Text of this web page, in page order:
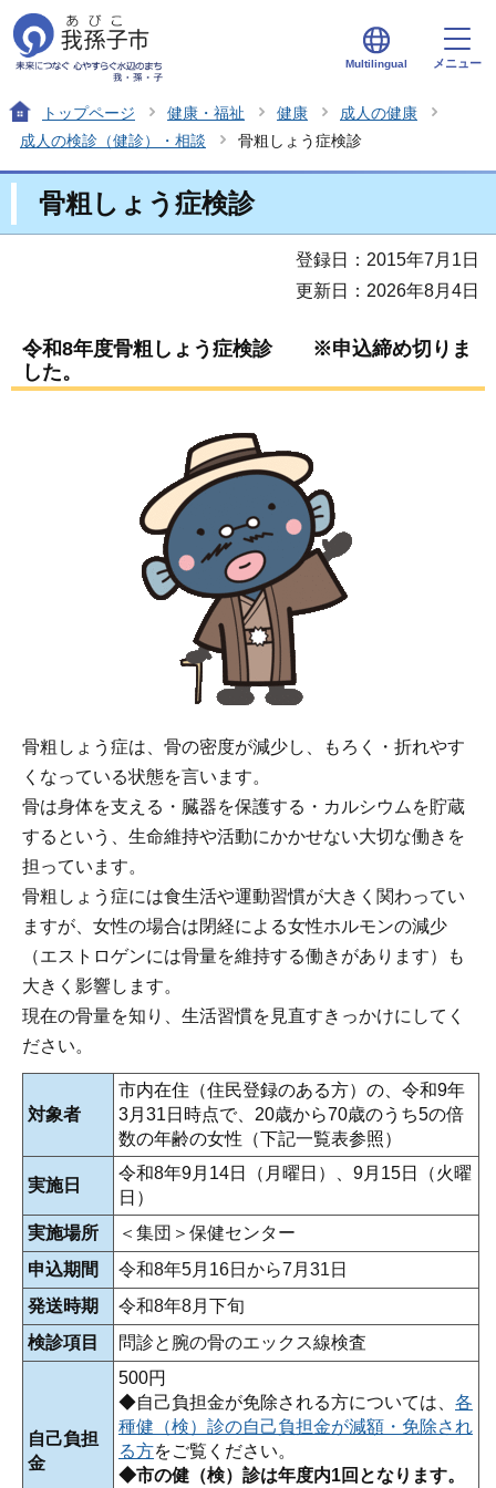
Multilingual メニュー
トップページ 健康・福祉 健康
成人の健康
成人の検診（健診）・相談
骨粗しょう症検診
骨粗しょう症検診
登録日：2015年7月1日
更新日：2026年8月4日
令和8年度骨粗しょう症検診 ※申込締め切りま
した。
骨粗しょう症は、骨の密度が減少し、もろく・折れやす
くなっている状態を言います。
骨は身体を支える・臓器を保護する・カルシウムを貯蔵
するという、生命維持や活動にかかせない大切な働きを
担っています。
骨粗しょう症には食生活や運動習慣が大きく関わってい
ますが、女性の場合は閉経による女性ホルモンの減少
（エストロゲンには骨量を維持する働きがあります）も
大きく影響します。
現在の骨量を知り、生活習慣を見直すきっかけにしてく
ださい。
対象者
市内在住（住民登録のある方）の、令和9年
3月31日時点で、20歳から70歳のうち5の倍
数の年齢の女性（下記一覧表参照）
実施日
令和8年9月14日（月曜日）、9月15日（火曜
日）
実施場所
＜集団＞保健センター
申込期間
令和8年5月16日から7月31日
発送時期
令和8年8月下旬
検診項目
問診と腕の骨のエックス線検査
自己負担
金
500円
◆自己負担金が免除される方については、 各
種健（検）診の自己負担金が減額・免除され
る方をご覧ください。
◆市の健（検）診は年度内1回となります。